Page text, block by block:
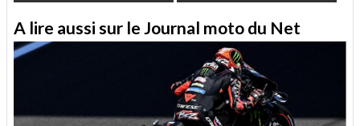
A lire aussi sur le Journal moto du Net